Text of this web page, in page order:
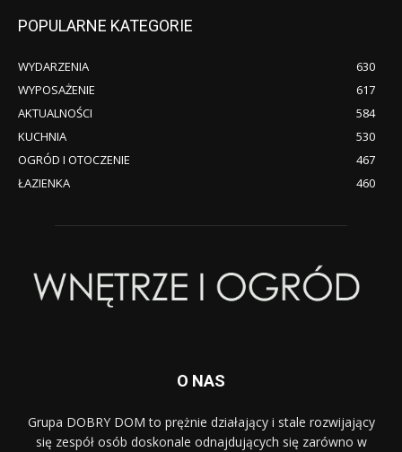
POPULARNE KATEGORIE
WYDARZENIA
630
WYPOSAŻENIE
617
AKTUALNOŚCI
584
KUCHNIA
530
OGRÓD I OTOCZENIE
467
ŁAZIENKA
460
O NAS
Grupa DOBRY DOM to prężnie działający i stale rozwijający
się zespół osób doskonale odnajdujących się zarówno w